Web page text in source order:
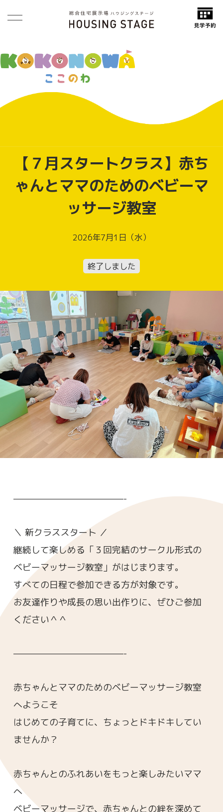
【７月スタートクラス】赤ち
ゃんとママのためのベビーマ
ッサージ教室
2026年7月1日（水）
終了しました
—————————————-
＼ 新クラススタート ／
継続して楽しめる「３回完結のサークル形式の
ベビーマッサージ教室」がはじまります。
すべての日程で参加できる方が対象です。
お友達作りや成長の思い出作りに、ぜひご参加
ください＾＾
—————————————-
赤ちゃんとママのためのベビーマッサージ教室
へようこそ
はじめての子育てに、ちょっとドキドキしてい
ませんか？
赤ちゃんとのふれあいをもっと楽しみたいママ
へ
ベビーマッサージで、赤ちゃんとの絆を深めて